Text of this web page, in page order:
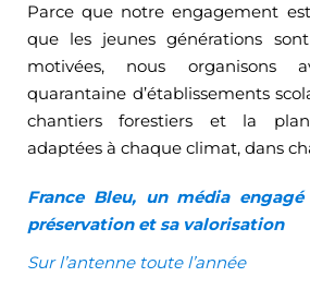
Parce que notre engagement
que les jeunes générations
motivées, nous organisons
quarantaine d’établissements
chantiers forestiers et la
adaptées à chaque climat, dans
France Bleu, un média
préservation et sa valorisation
Sur l’antenne toute l’année